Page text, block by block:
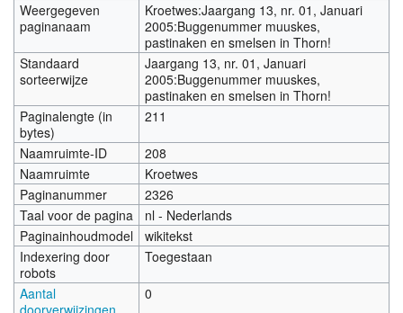
Overig
Verenigingsinfo
Weergegeven
paginanaam
Kroetwes:Jaargang 13, nr. 01, Januari
2005:Buggenummer muuskes,
pastinaken en smelsen in Thorn!
Standaard
sorteerwijze
Jaargang 13, nr. 01, Januari
2005:Buggenummer muuskes,
pastinaken en smelsen in Thorn!
Paginalengte (in
bytes)
211
Naamruimte-ID
208
Naamruimte
Kroetwes
Paginanummer
2326
Taal voor de pagina
nl - Nederlands
Paginainhoudmodel
wikitekst
Indexering door
robots
Toegestaan
Aantal
doorverwijzingen
0